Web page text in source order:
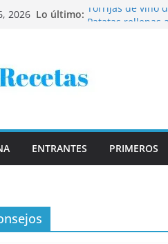
2026 Lo último: Torrijas de vino
ENTRANTES PRIMEROS